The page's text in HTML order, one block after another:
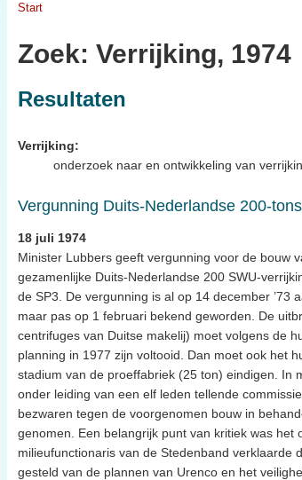
Start
Zoek: Verrijking, 1974
Resultaten
Verrijking:
onderzoek naar en ontwikkeling van
Vergunning Duits-Nederlandse 200-
18 juli 1974
Minister Lubbers geeft vergunning voor de bouw
gezamenlijke Duits-Nederlandse 200 SWU-
de SP3. De vergunning is al op 14 december ’73
maar pas op 1 februari bekend geworden. De
centrifuges van Duitse makelij) moet volgens de
planning in 1977 zijn voltooid. Dan moet ook het
stadium van de proeffabriek (25 ton) eindigen. In
onder leiding van een elf leden tellende
bezwaren tegen de voorgenomen bouw in
genomen. Een belangrijk punt van kritiek was
milieufunctionaris van de Stedenband verklaarde
gesteld van de plannen van Urenco en het